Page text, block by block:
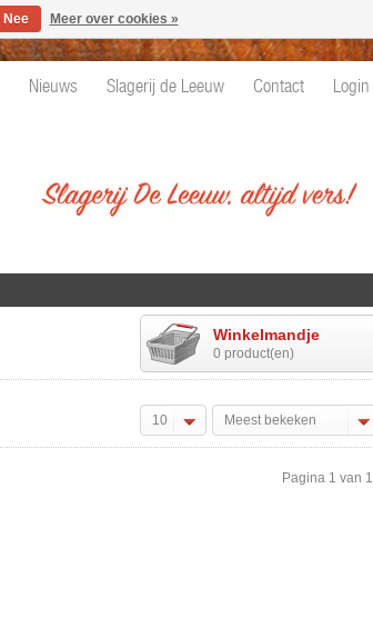
Nieuws Slagerij de Leeuw Contact Login
Winkelmandje
0 product(en)
10 Meest bekeken
Pagina 1 van 1
Nee Meer over cookies »